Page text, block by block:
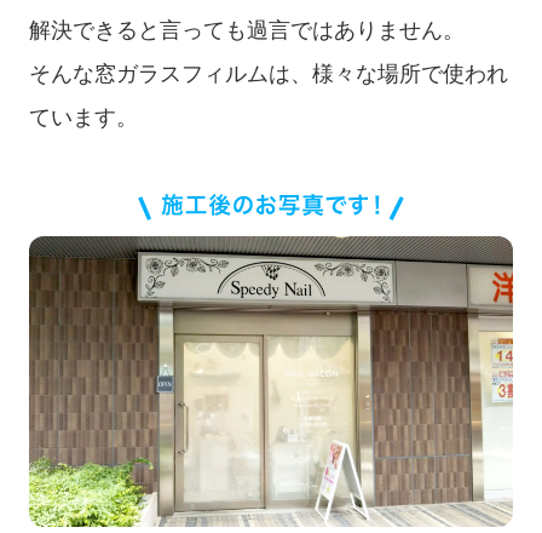
施工実績
解決できると言っても過言ではありません。
そんな窓ガラスフィルムは、様々な場所で使われ
ています。